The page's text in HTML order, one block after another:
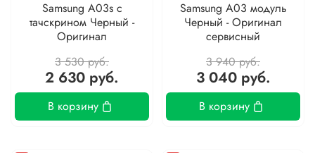
Samsung A03s с
тачскрином Черный -
Оригинал
3 530 руб.
2 630 руб.
В корзину
Samsung A03 модуль
Черный - Оригинал
сервисный
3 940 руб.
3 040 руб.
В корзину